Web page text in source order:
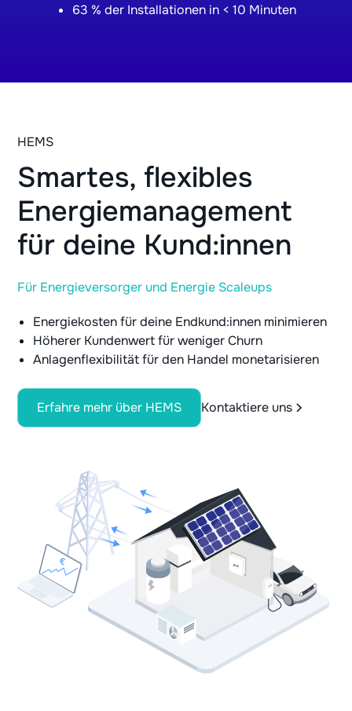
63 % der Installationen in < 10 Minuten
HEMS
Smartes, flexibles
Energiemanagement
für deine Kund:innen
Für Energieversorger und Energie Scaleups
Energiekosten für deine Endkund:innen minimieren
Höherer Kundenwert für weniger Churn
Anlagenflexibilität für den Handel monetarisieren
Erfahre mehr über HEMS Kontaktiere uns